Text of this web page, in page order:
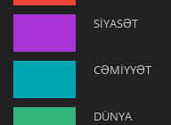
SİYASƏT
CƏMİYYƏT
DÜNYA